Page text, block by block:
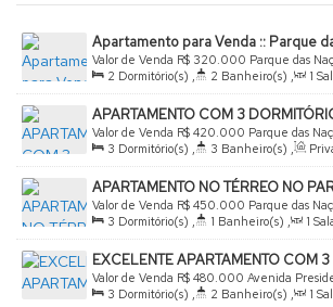
Apartamento para Venda :: Parque
R$ 320.000
Valor de Venda
Parque das
Vista, São Paulo, Brasil
2 Dormitório(s) , 2 Banheiro(s) , 1
Vaga(s)
APARTAMENTO COM 3
ANDAR
R$ 420.000
Valor de Venda
Parque das
Vista, São Paulo, Brasil
3 Dormitório(s) , 3 Banheiro(s) ,
Sala(s) , 1 Suíte(s) , 1 Vaga(s)
APARTAMENTO NO TÉRREO NO
R$ 450.000
Valor de Venda
Parque das
Vista, São Paulo, Brasil
3 Dormitório(s) , 1 Banheiro(s) , 1
Total: 116.00m² , 1 Vaga(s) , Útil: 105.00
EXCELENTE APARTAMENTO COM
R$ 480.000
Valor de Venda
Avenida
Marques Goulart, 13870-579, Parque das
3 Dormitório(s) , 2 Banheiro(s) , 1